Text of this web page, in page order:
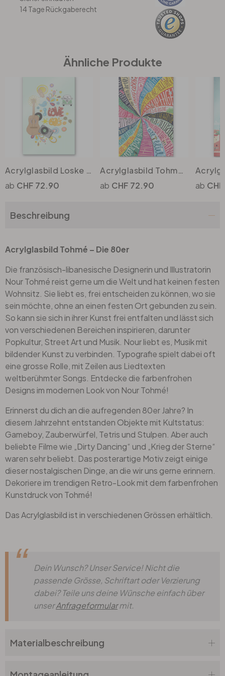
Eingangsbereich
14 Tage Rückgaberecht
Ähnliche Produkte
Acrylglasbild Loske - I love the 60s
CHF 72.90
Acrylglasbild Tohmé - Over the Rainbow
CHF 72.90
Beschreibung
Acrylglasbild Tohmé – Die 80er
Die französisch-libanesische Designerin und Illustratorin
Nour Tohmé reist gerne um die Welt und hat keinen festen
Wohnsitz. Sie liebt es, frei entscheiden zu können, wo sie
sein möchte, ohne an einen festen Ort gebunden zu sein.
So kann sie sich in ihrer Kunst frei entfalten und lässt sich
von verschiedenen Bereichen inspirieren, darunter
Popkultur, Street Art und Musik. Nour liebt es, Musik mit
bildender Kunst zu verbinden. Typografie spielt dabei oft
eine grosse Rolle, mit Zeilen aus Liedtexten
weltberühmter Songs. Entdecke die farbenfrohen
Designs im modernen Look von Nour Tohmé!
Erinnerst du dich an die aufregenden 80er Jahre? In
diesem Jahrzehnt entstanden Objekte mit Kultstatus:
Gameboy, Zauberwürfel, Tetris und Stulpen. Aber auch
beliebte Filme wie „Dirty Dancing“ und „Krieg der Sterne“
waren sehr beliebt. Das posterartige Motiv zeigt einige
dieser nostalgischen Dinge, an die wir uns gerne erinnern.
Dekoriere im trendigen Retro-Look mit dem farbenfrohen
Kunstdruck von Tohmé!
Das Acrylglasbild ist in verschiedenen Grössen erhältlich.
Dein Wunsch? Unser Service! Nicht die
passende Grösse, Schriftart oder Verzierung
dabei? Teile uns deine Wünsche einfach über
unserAnfrageformularmit.
Materialbeschreibung